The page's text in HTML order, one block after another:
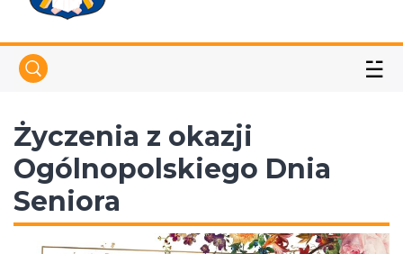
☱
Życzenia z okazji
Ogólnopolskiego Dnia
Seniora